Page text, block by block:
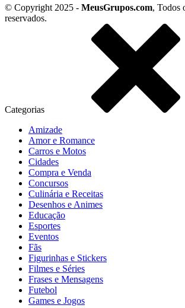
© Copyright 2025 - MeusGrupos.com, Todos
reservados.
Categorias
Amizade
Amor e Romance
Carros e Motos
Cidades
Compra e Venda
Concursos
Culinária e Receitas
Desenhos e Animes
Educação
Esportes
Eventos
Fãs
Figurinhas e Stickers
Filmes e Séries
Frases e Mensagens
Futebol
Games e Jogos